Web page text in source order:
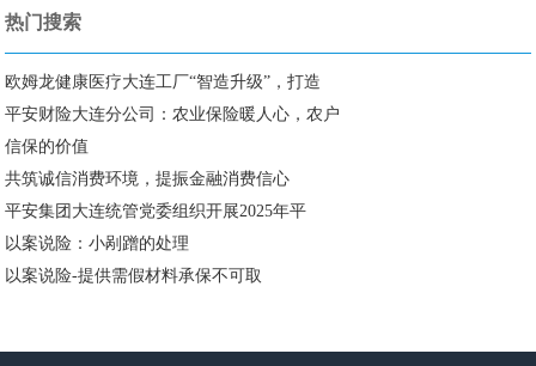
热门搜索
欧姆龙健康医疗大连工厂“智造升级”，打造
平安财险大连分公司：农业保险暖人心，农户
信保的价值
共筑诚信消费环境，提振金融消费信心
平安集团大连统管党委组织开展2025年平
以案说险：小剐蹭的处理
以案说险-提供需假材料承保不可取